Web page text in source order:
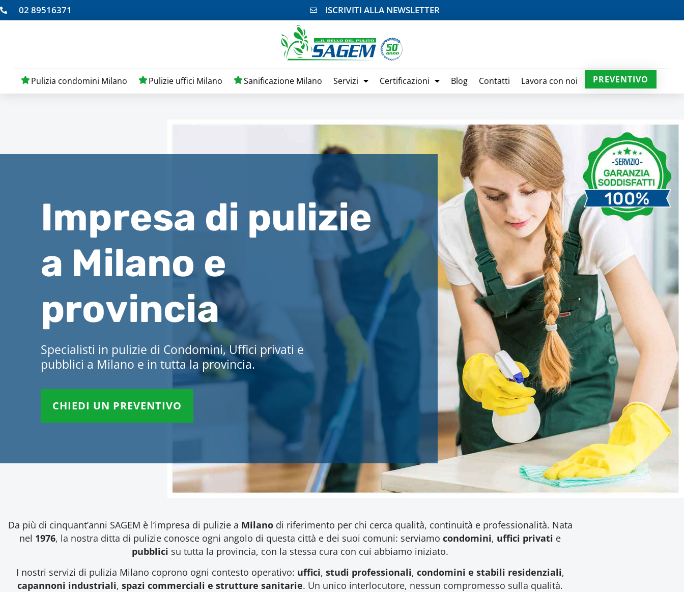
02 89516371 ISCRIVITI ALLA NEWSLETTER
Pulizia condomini Milano Pulizie uffici Milano Sanificazione Milano Servizi Certificazioni Blog Contatti Lavora con noi PREVENTIVO
Impresa di pulizie
a Milano e
provincia
Specialisti in pulizie di Condomini, Uffici privati e
pubblici a Milano e in tutta la provincia.
CHIEDI UN PREVENTIVO
Da più di cinquant’anni SAGEM è l’impresa di pulizie a Milano di riferimento per chi cerca qualità, continuità e professionalità. Nata
nel 1976, la nostra ditta di pulizie conosce ogni angolo di questa città e dei suoi comuni: serviamo condomini, uffici privati e
pubblici su tutta la provincia, con la stessa cura con cui abbiamo iniziato.
I nostri servizi di pulizia Milano coprono ogni contesto operativo: uffici, studi professionali, condomini e stabili residenziali,
capannoni industriali, spazi commerciali e strutture sanitarie. Un unico interlocutore, nessun compromesso sulla qualità.